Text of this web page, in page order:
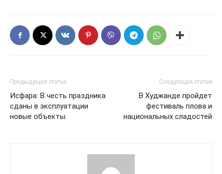
Предыдущая статья
Исфара: В честь праздника
сданы в эксплуатации
новые объекты.
Следующая статья
В Худжанде пройдет
фестиваль плова и
национальных сладостей